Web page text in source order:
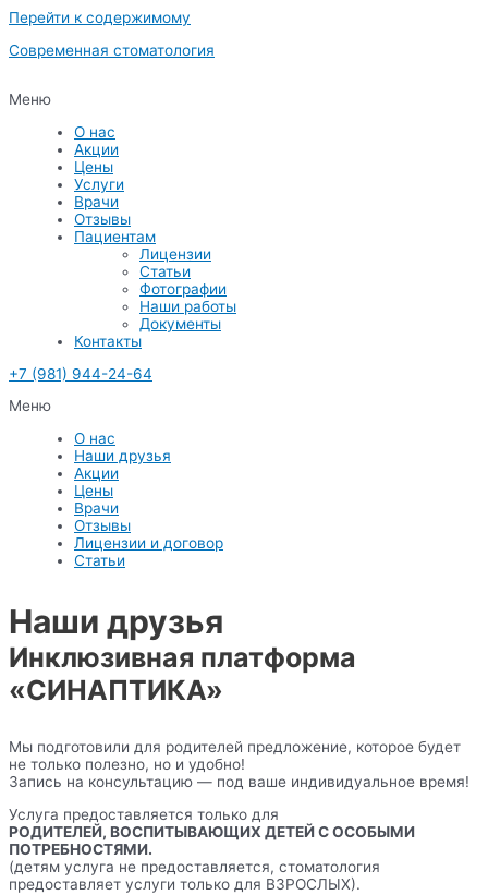
Перейти к содержимому
Современная стоматология
Меню
О нас
Акции
Цены
Услуги
Врачи
Отзывы
Пациентам
Лицензии
Статьи
Фотографии
Наши работы
Документы
Контакты
+7 (981) 944-24-64
Меню
О нас
Наши друзья
Акции
Цены
Врачи
Отзывы
Лицензии и договор
Статьи
Наши друзья
Инклюзивная платформа
«СИНАПТИКА»
Мы подготовили для родителей предложение, которое будет
не только полезно, но и удобно!
Запись на консультацию — под ваше индивидуальное время!
Услуга предоставляется только для
РОДИТЕЛЕЙ, ВОСПИТЫВАЮЩИХ ДЕТЕЙ С ОСОБЫМИ
ПОТРЕБНОСТЯМИ.
(детям услуга не предоставляется, стоматология
предоставляет услуги только для ВЗРОСЛЫХ).